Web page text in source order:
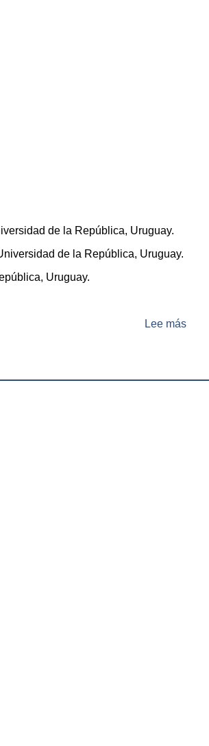
de la República, Uruguay.
de la República, Uruguay.
Uruguay.
Lee mássobre